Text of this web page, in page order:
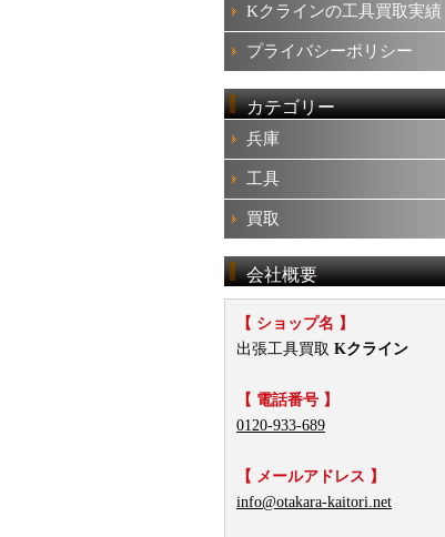
Kクラインの工具買取実績
プライバシーポリシー
カテゴリー
兵庫
工具
買取
会社概要
【 ショップ名 】
出張工具買取 Kクライン
【 電話番号 】
0120-933-689
【 メールアドレス 】
info@otakara-kaitori.net